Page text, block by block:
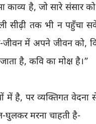
काव्य है, जो सारे संसार
सीढ़ी तक भी न पहुँचा
जीवन में अपने जीवन को,
है, कवि का मोक्ष है।”
में है, पर व्यक्तिगत वेदना
घुलकर मरना चाहती है-